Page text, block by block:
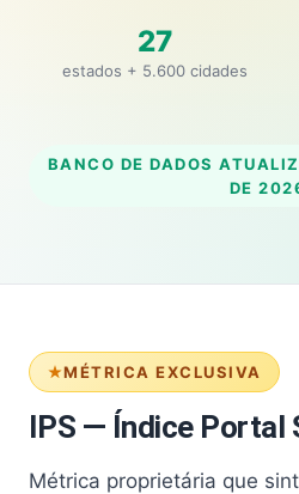
27
estados + 5.600 cidades
BANCO DE DADOS
DE
MÉTRICA EXCLUSIVA
IPS — Índice Portal
Métrica proprietária que